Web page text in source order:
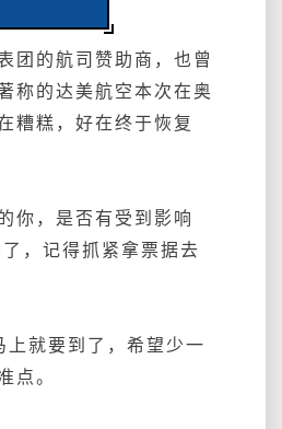
团的航司赞助商，也曾
称的达美航空本次在奥
糟糕，好在终于恢复
你，是否有受到影响
，记得抓紧拿票据去
就要到了，希望少一
点。